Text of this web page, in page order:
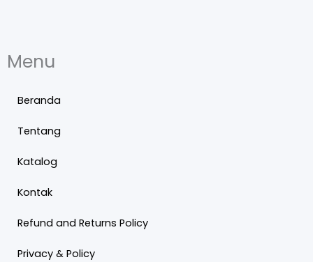
Menu
Beranda
Tentang
Katalog
Kontak
Refund and Returns Policy
Privacy & Policy